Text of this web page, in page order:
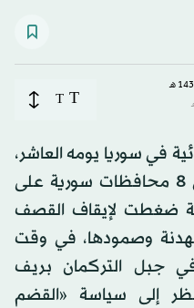
T
T
في سوريا يومه العاشر،
رغم 312 خرقًا تعرض لها في 8 محافظات سورية على
ضغطت لإيقاف القصف
وصمودها، في وقت
جبل التركمان بريف
إلى سياسة «القضم